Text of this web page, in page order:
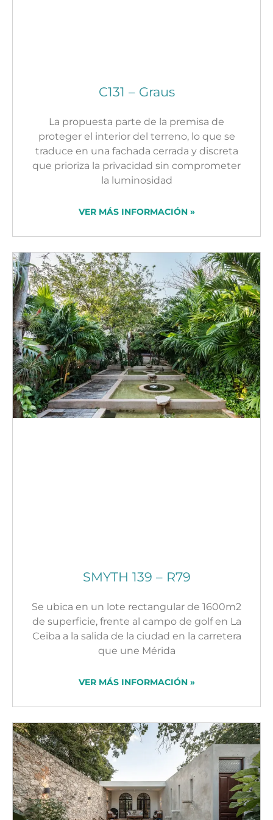
C131 – Graus
La propuesta parte de la premisa de
proteger el interior del terreno, lo que se
traduce en una fachada cerrada y discreta
que prioriza la privacidad sin comprometer
la luminosidad
VER MÁS INFORMACIÓN »
SMYTH 139 – R79
Se ubica en un lote rectangular de 1600m2
de superficie, frente al campo de golf en La
Ceiba a la salida de la ciudad en la carretera
que une Mérida
VER MÁS INFORMACIÓN »